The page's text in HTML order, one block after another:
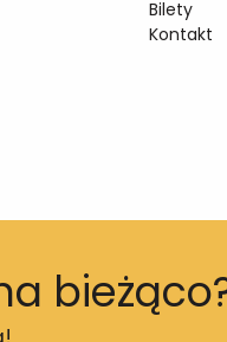
Bilety
Kontakt